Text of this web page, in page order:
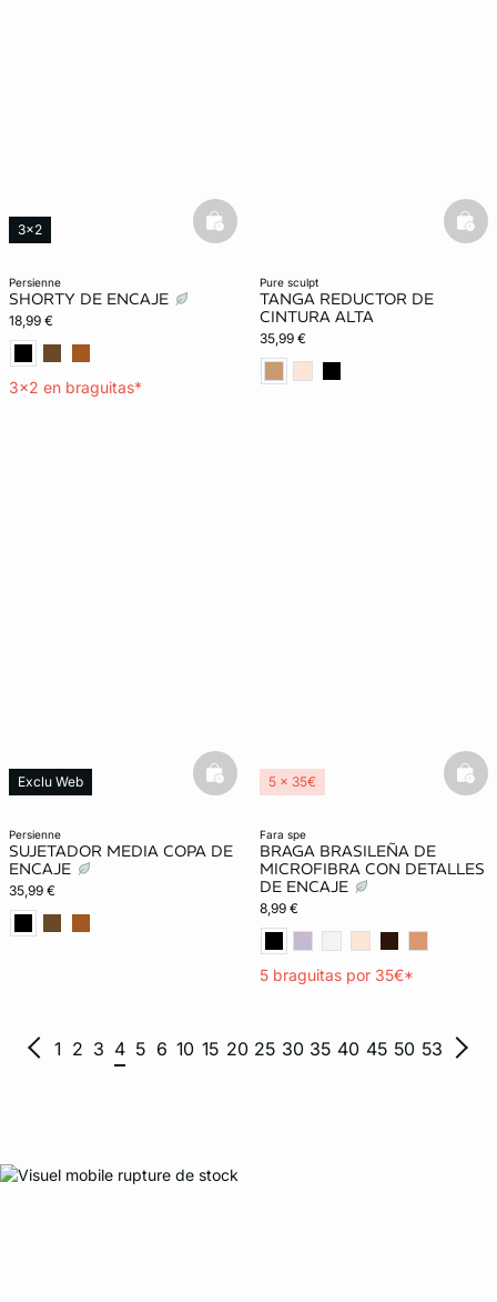
persienne
SHORTY DE ENCAJE
18,99 €
3x2 en braguitas*
3x2
basketfull
pure sculpt
TANGA REDUCTOR DE
CINTURA ALTA
35,99 €
persienne
SUJETADOR MEDIA COPA DE
ENCAJE
35,99 €
Exclu Web basketfull
fara spe
BRAGA BRASILEÑA DE
MICROFIBRA CON DETALLES
DE ENCAJE
8,99 €
5 braguitas por 35€*
5 x 35€
Lencería invisible
1 2 3 4 5 6 10 15 20 25 30 35 40 45 50 53